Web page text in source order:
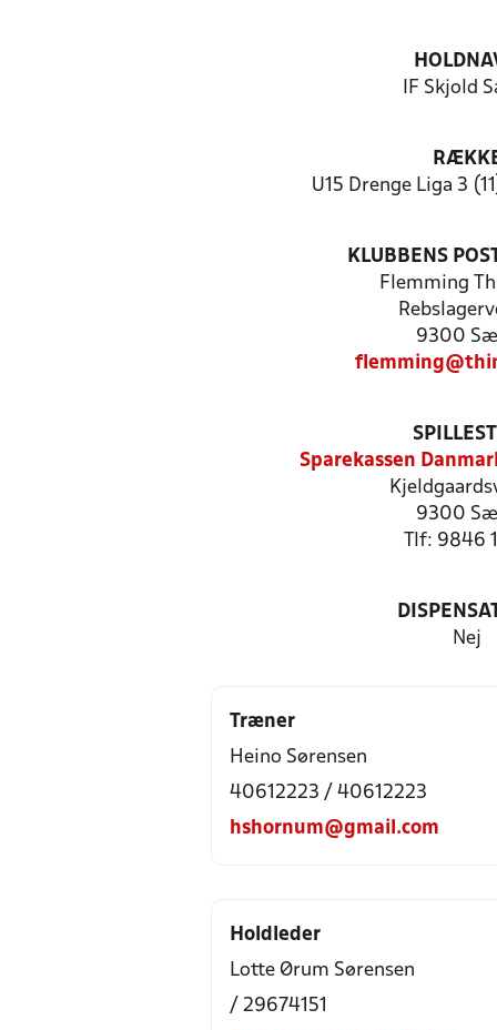
IF Skjold
U15 Drenge Liga 3
KLUBBENS
Flemming
9300
Sparekassen
9300
Tlf: 9846
Nej
Træner
Heino Sørensen
40612223 / 40612223
hshornum@gmail.com
Holdleder
Lotte Ørum Sørensen
/ 29674151